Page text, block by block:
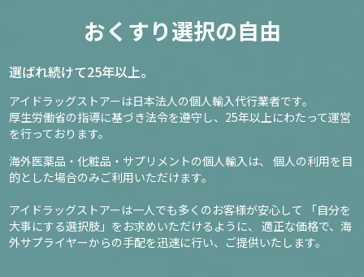
おくすり選択の自由
選ばれ続けて25年以上。
アイドラッグストアーは日本法人の個人輸入代行業者です。
厚生労働省の指導に基づき法令を遵守し、 25年以上にわたって運営
を行っております。
海外医薬品・化粧品・サプリメントの個人輸入は、
個人の利用を目
的とした場合のみご利用いただけます。
アイドラッグストアーは一人でも多くのお客様が安心して
「自分を
大事にする選択肢」をお求めいただけるように、
適正な価格で、海
外サプライヤーからの手配を迅速に行い、ご提供いたします。